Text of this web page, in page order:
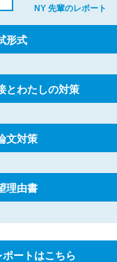
NY 先輩のレポート
形式
とわたしの対策
文対策
理由書
ートはこちら